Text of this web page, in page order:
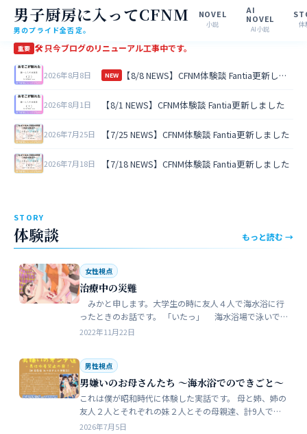
男子厨房に入ってCFNM
男のプライド全否定。
NOVEL
小説
AI
NOVEL
AI小説 体
重要 🛠 只今ブログのリニューアル工事中です。
2026年8月8日 NEW 【8/8 NEWS】CFNM体験談 Fantia更新しました
2026年8月1日 【8/1 NEWS】CFNM体験談 Fantia更新しました
2026年7月25日 【7/25 NEWS】CFNM体験談 Fantia更新しました
2026年7月18日 【7/18 NEWS】CFNM体験談 Fantia更新しました
STORY
体験談 もっと読む →
女性視点
治療中の災難
みかと申します。大学生の時に友人４人で海水浴に行
ったときのお話です。 「いたっ」 海水浴場で泳いで
いたら、友人のしいなが空瓶で足を切っちゃったんで
2022年11月22日
男性視点
男嫌いのお母さんたち 〜海水浴でのできごと〜
これは僕が昭和時代に体験した実話です。 母と姉、姉の
友人２人とそれぞれの妹２人とその母親達、計9人で海
水浴に行きました。当時、僕はS学５年生で姉の美香はC
2026年7月5日